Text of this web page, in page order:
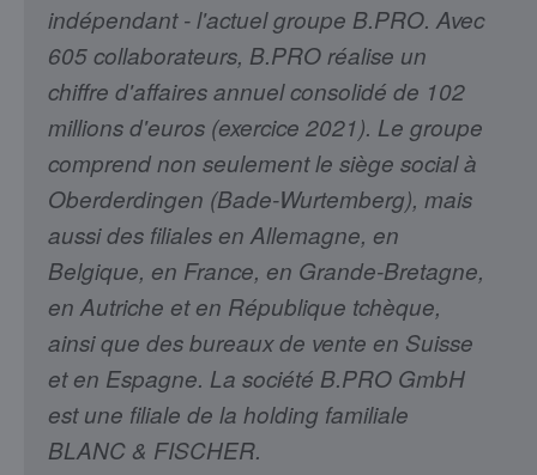
indépendant - l'actuel groupe B.PRO. Avec
605 collaborateurs, B.PRO réalise un
chiffre d'affaires annuel consolidé de 102
millions d'euros (exercice 2021). Le groupe
comprend non seulement le siège social à
Oberderdingen (Bade-Wurtemberg), mais
aussi des filiales en Allemagne, en
Belgique, en France, en Grande-Bretagne,
en Autriche et en République tchèque,
ainsi que des bureaux de vente en Suisse
et en Espagne. La société B.PRO GmbH
est une filiale de la holding familiale
BLANC & FISCHER.